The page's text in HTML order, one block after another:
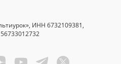
ИНН 6732109381,